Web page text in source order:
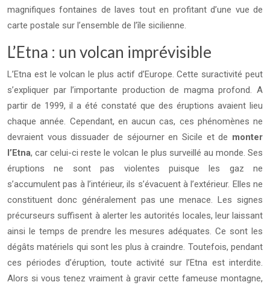
magnifiques fontaines de laves tout en profitant d’une vue de
carte postale sur l’ensemble de l’île sicilienne.
L’Etna : un volcan imprévisible
L’Etna est le volcan le plus actif d’Europe. Cette suractivité peut
s’expliquer par l’importante production de magma profond. A
partir de 1999, il a été constaté que des éruptions avaient lieu
chaque année. Cependant, en aucun cas, ces phénomènes ne
devraient vous dissuader de séjourner en Sicile et de monter
l’Etna, car celui-ci reste le volcan le plus surveillé au monde. Ses
éruptions ne sont pas violentes puisque les gaz ne
s’accumulent pas à l’intérieur, ils s’évacuent à l’extérieur. Elles ne
constituent donc généralement pas une menace. Les signes
précurseurs suffisent à alerter les autorités locales, leur laissant
ainsi le temps de prendre les mesures adéquates. Ce sont les
dégâts matériels qui sont les plus à craindre. Toutefois, pendant
ces périodes d’éruption, toute activité sur l’Etna est interdite.
Alors si vous tenez vraiment à gravir cette fameuse montagne,